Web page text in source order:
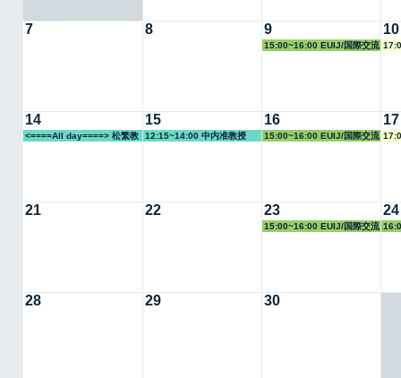
7 8 9
15:00~16:00 EUIJ/国際交流
10
14
<====All day====> 松繁教
15
12:15~14:00 中内准教授
16
15:00~16:00 EUIJ/国際交流
17
21 22 23
15:00~16:00 EUIJ/国際交流
24
28 29 30